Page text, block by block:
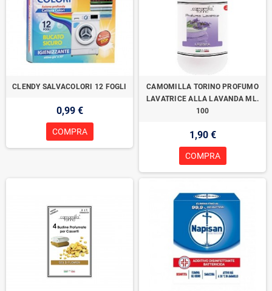
CLENDY SALVACOLORI 12 FOGLI
0,99 €
COMPRA
CAMOMILLA TORINO PROFUMO
LAVATRICE ALLA LAVANDA ML.
100
1,90 €
COMPRA